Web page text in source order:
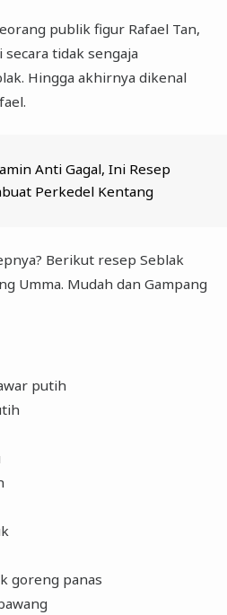
publik figur Rafael Tan,
tidak sengaja
Hingga akhirnya dikenal
Anti Gagal, Ini Resep
Perkedel Kentang
Berikut resep Seblak
Umma. Mudah dan Gampang
putih
goreng panas